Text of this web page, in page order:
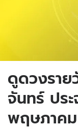
ดูดวงราย
จันทร์ ปร
พฤษภาค